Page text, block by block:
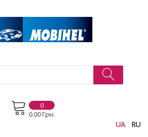
0
0.00 Грн.
UA RU